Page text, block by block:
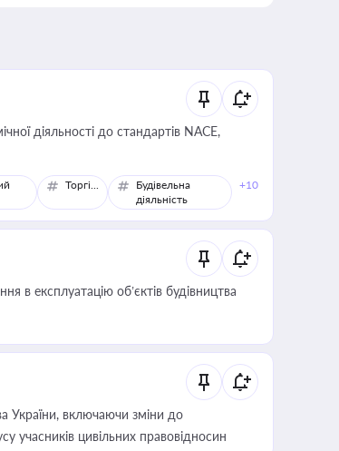
діяльності до стандартів NACE,
Торгівля
Будівельна
діяльність
+10
в експлуатацію об’єктів будівництва
України, включаючи зміни до
учасників цивільних правовідносин